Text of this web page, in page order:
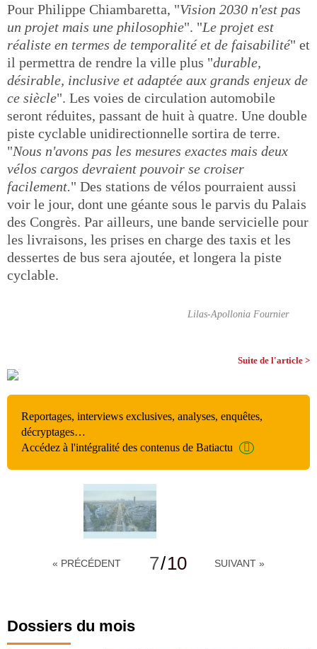
Pour Philippe Chiambaretta, "Vision 2030 n'est pas
un projet mais une philosophie". "Le projet est
réaliste en termes de temporalité et de faisabilité" et
il permettra de rendre la ville plus "durable,
désirable, inclusive et adaptée aux grands enjeux de
ce siècle". Les voies de circulation automobile
seront réduites, passant de huit à quatre. Une double
piste cyclable unidirectionnelle sortira de terre.
"Nous n'avons pas les mesures exactes mais deux
vélos cargos devraient pouvoir se croiser
facilement." Des stations de vélos pourraient aussi
voir le jour, dont une géante sous le parvis du Palais
des Congrès. Par ailleurs, une bande servicielle pour
les livraisons, les prises en charge des taxis et les
dessertes de bus sera ajoutée, et longera la piste
cyclable.
Lilas-Apollonia Fournier
Suite de l'article >
Reportages, interviews exclusives, analyses, enquêtes,
décryptages…
Accédez à l'intégralité des contenus de Batiactu
« PRÉCÉDENT 7/10 SUIVANT »
Dossiers du mois